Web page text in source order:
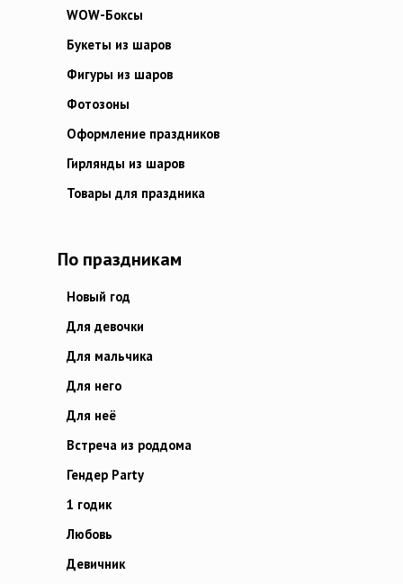
WOW-Боксы
Букеты из шаров
Фигуры из шаров
Фотозоны
Оформление праздников
Гирлянды из шаров
Товары для праздника
По праздникам
Новый год
Для девочки
Для мальчика
Для него
Для неё
Встреча из роддома
Гендер Party
1 годик
Любовь
Девичник